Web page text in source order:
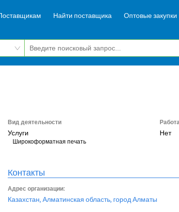
Найти поставщика Оптовые закупки
Вид деятельности
Услуги
Широкоформатная печать
Нет
Контакты
Адрес организации:
Казахстан, Алматинская область, город Алматы